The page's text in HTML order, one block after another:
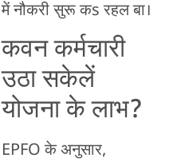
में नौकरी सुरू कs रहल बा।
कवन कर्मचारी
उठा सकेलें
योजना के लाभ?
EPFO के अनुसार,